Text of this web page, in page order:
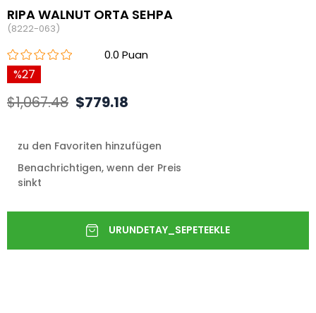
RIPA WALNUT ORTA SEHPA
(8222-063)
0.0
27
$1,067.48 $779.18
zu den Favoriten hinzufügen
Benachrichtigen, wenn der Preis
sinkt